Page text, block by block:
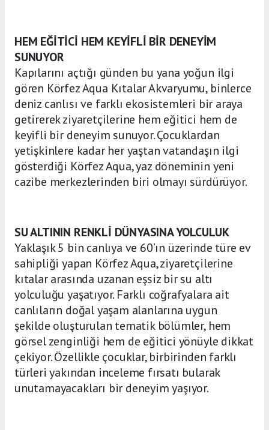
HEM EĞİTİCİ HEM KEYİFLİ BİR DENEYİM
SUNUYOR
Kapılarını açtığı günden bu yana yoğun ilgi
gören Körfez Aqua Kıtalar Akvaryumu, binlerce
deniz canlısı ve farklı ekosistemleri bir araya
getirerek ziyaretçilerine hem eğitici hem de
keyifli bir deneyim sunuyor. Çocuklardan
yetişkinlere kadar her yaştan vatandaşın ilgi
gösterdiği Körfez Aqua, yaz döneminin yeni
cazibe merkezlerinden biri olmayı sürdürüyor.
SU ALTININ RENKLİ DÜNYASINA YOLCULUK
Yaklaşık 5 bin canlıya ve 60’ın üzerinde türe ev
sahipliği yapan Körfez Aqua, ziyaretçilerine
kıtalar arasında uzanan eşsiz bir su altı
yolculuğu yaşatıyor. Farklı coğrafyalara ait
canlıların doğal yaşam alanlarına uygun
şekilde oluşturulan tematik bölümler, hem
görsel zenginliği hem de eğitici yönüyle dikkat
çekiyor. Özellikle çocuklar, birbirinden farklı
türleri yakından inceleme fırsatı bularak
unutamayacakları bir deneyim yaşıyor.